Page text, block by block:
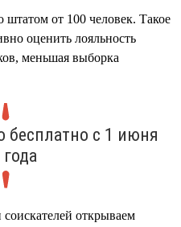
штатом от 100 человек. Такое
оценить лояльность
меньшая выборка
бесплатно с 1 июня
открываем